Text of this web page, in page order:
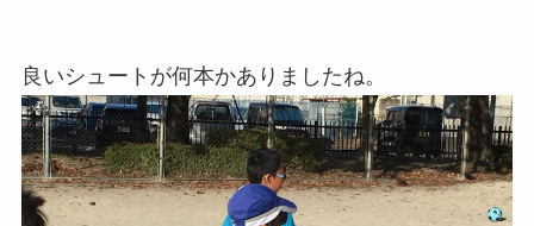
良いシュートが何本かありましたね。